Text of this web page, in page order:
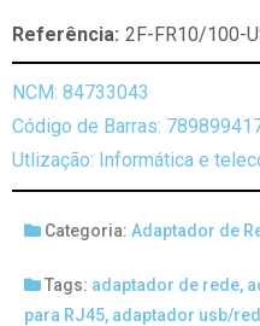
Referência: 2F-FR10/100-
NCM: 84733043
Código de Barras:
Utlização: Informática e
Categoria: Adaptador de
Tags: adaptador de rede,
para RJ45, adaptador usb/